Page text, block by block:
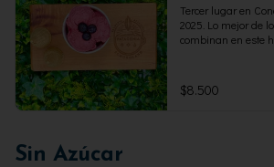
Tercer lugar en
2025. Lo mejor de
combinan en este
473 ml. Rinde 4
$8.500
Sin Azúcar